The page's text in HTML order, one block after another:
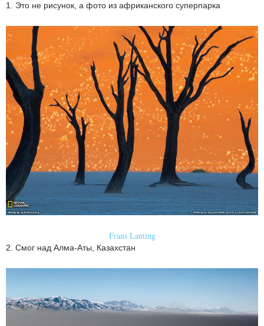
1. Это не рисунок, а фото из африканского суперпарка
Frans Lanting
2. Смог над Алма-Аты, Казахстан